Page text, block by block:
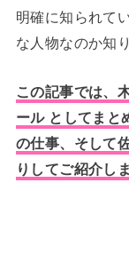
明確に知られて
な人物なのか知
この記事では、
ール としてまと
の仕事、そして
りしてご紹介しま